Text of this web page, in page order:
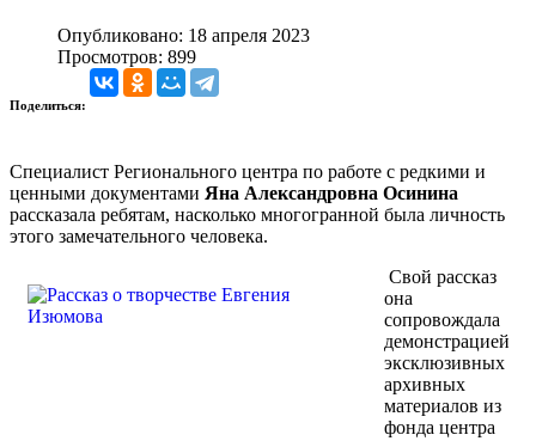
Опубликовано: 18 апреля 2023
Просмотров: 899
Поделиться:
Специалист Регионального центра по работе с редкими и
ценными документами Яна Александровна Осинина
рассказала ребятам, насколько многогранной была личность
этого замечательного человека.
Свой рассказ
она
сопровождала
демонстрацией
эксклюзивных
архивных
материалов из
фонда центра